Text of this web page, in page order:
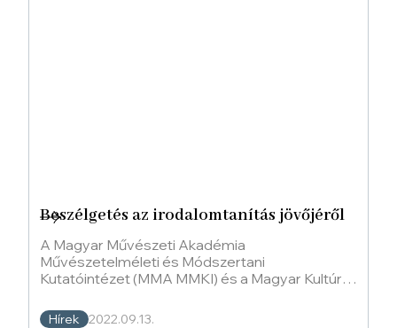
Beszélgetés az irodalomtanítás jövőjéről
A Magyar Művészeti Akadémia
Művészetelméleti és Módszertani
Kutatóintézet (MMA MMKI) és a Magyar Kultúra
szervezett Az irodalomtanítás
Hírek 2022.09.13.